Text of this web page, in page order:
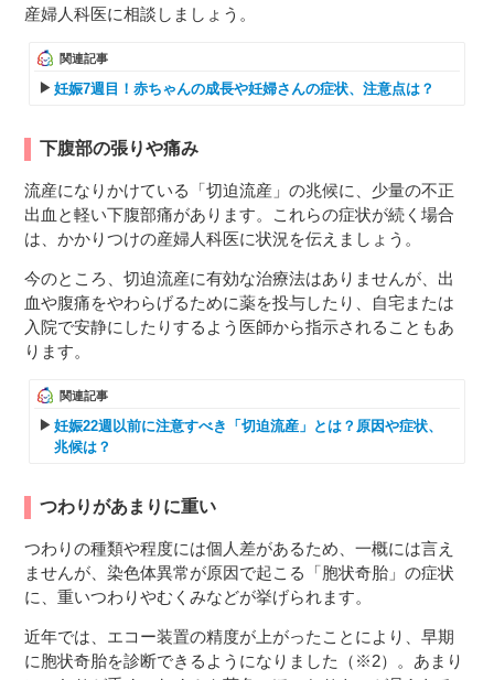
産婦人科医に相談しましょう。
関連記事
妊娠7週目！赤ちゃんの成長や妊婦さんの症状、注意点は？
下腹部の張りや痛み
流産になりかけている「切迫流産」の兆候に、少量の不正
出血と軽い下腹部痛があります。これらの症状が続く場合
は、かかりつけの産婦人科医に状況を伝えましょう。
今のところ、切迫流産に有効な治療法はありませんが、出
血や腹痛をやわらげるために薬を投与したり、自宅または
入院で安静にしたりするよう医師から指示されることもあ
ります。
関連記事
妊娠22週以前に注意すべき「切迫流産」とは？原因や症状、
兆候は？
つわりがあまりに重い
つわりの種類や程度には個人差があるため、一概には言え
ませんが、染色体異常が原因で起こる「胞状奇胎」の症状
に、重いつわりやむくみなどが挙げられます。
近年では、エコー装置の精度が上がったことにより、早期
に胞状奇胎を診断できるようになりました（※2）。あまり